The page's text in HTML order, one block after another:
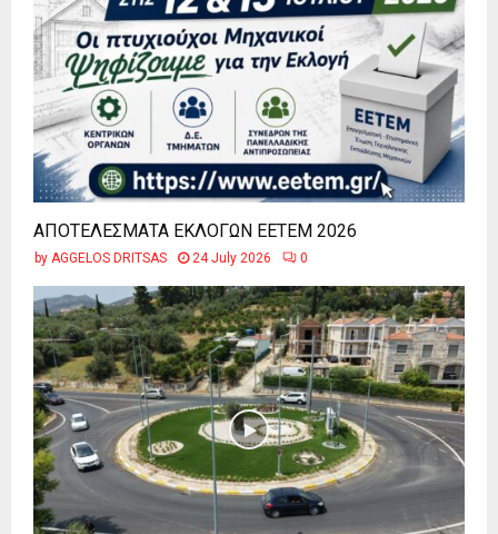
ΑΠΟΤΕΛΕΣΜΑΤΑ ΕΚΛΟΓΩΝ ΕΕΤΕΜ 2026
by AGGELOS DRITSAS 24 July 2026 0